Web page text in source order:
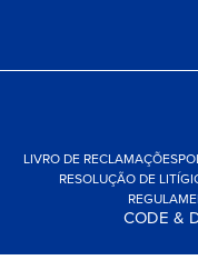
LIVRO DE RECLAMAÇÕES
RESOLUÇÃO DE
CODE &